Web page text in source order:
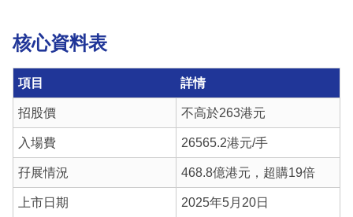
核心資料表
項目 詳情
招股價 不高於263港元
入場費 26565.2港元/手
孖展情況 468.8億港元，超購19倍
上市日期 2025年5月20日